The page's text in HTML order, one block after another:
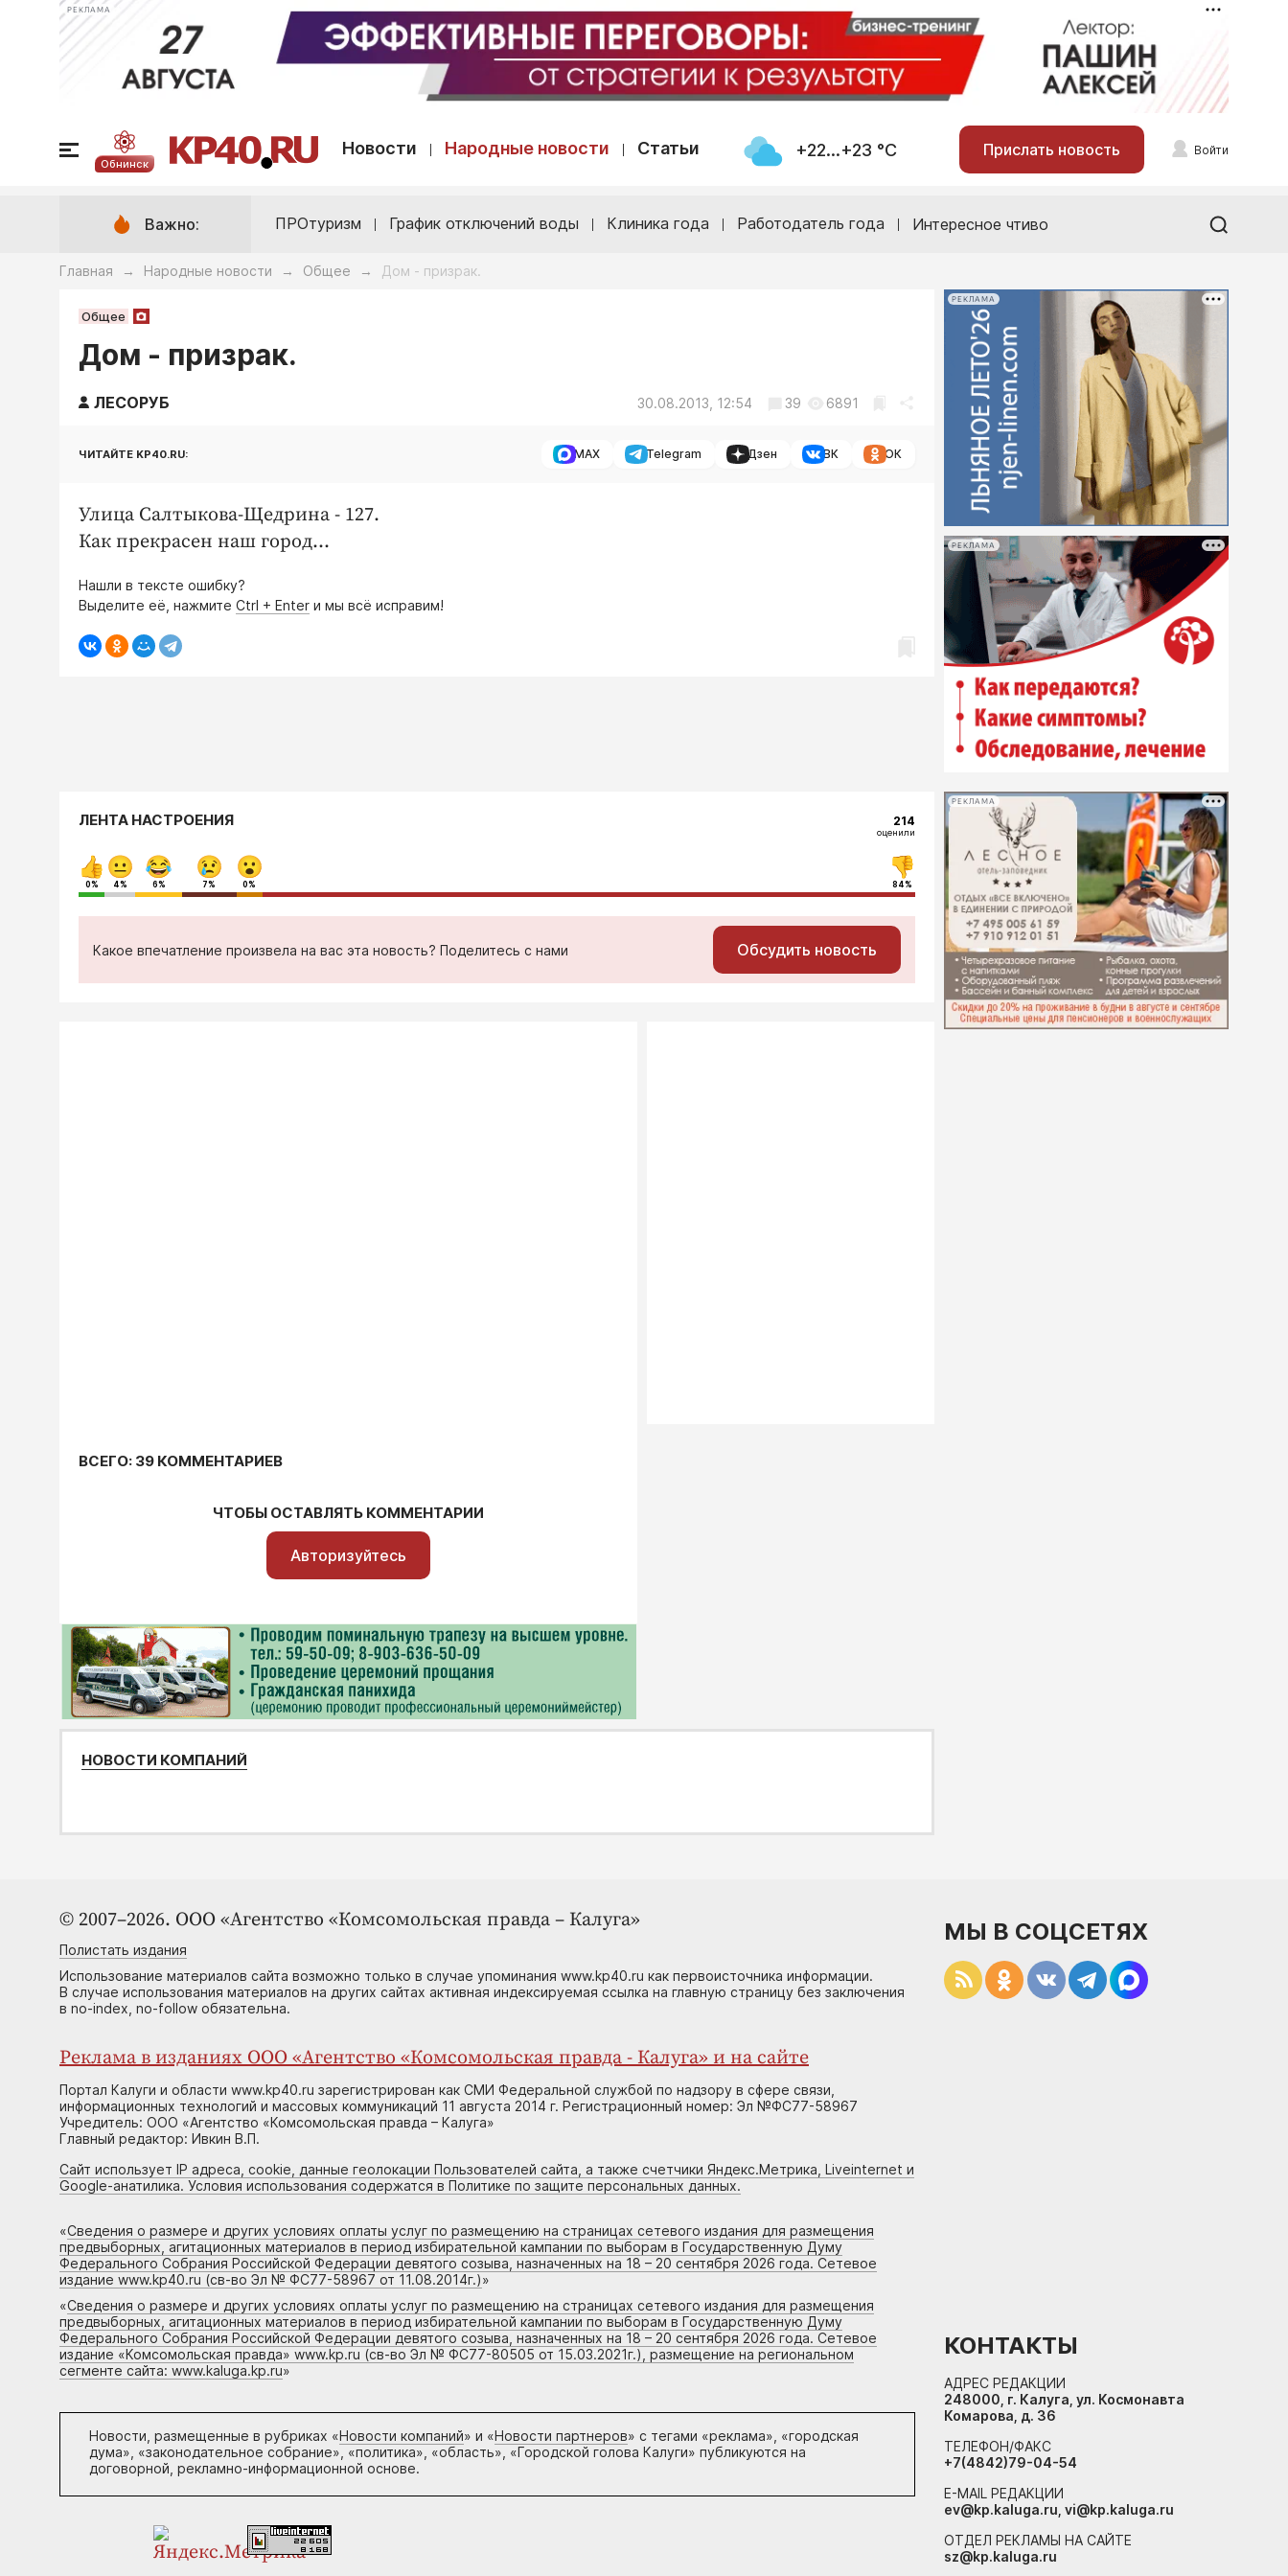
РЕКЛАМА
Обнинск
Новости Народные новости Статьи +22...+23 °С Прислать новость Войти
Важно: ПРОтуризм График отключений воды Клиника года Работодатель года Интересное чтиво
Главная → Народные новости → Общее → Дом - призрак.
Общее
Дом - призрак.
ЛЕСОРУБ 30.08.2013, 12:54 39 6891
ЧИТАЙТЕ KP40.RU: MAX Telegram Дзен ВК ОК
Улица Салтыкова-Щедрина - 127.
Как прекрасен наш город...
Нашли в тексте ошибку?
Выделите её, нажмите Ctrl + Enter и мы всё исправим!
РЕКЛАМА
РЕКЛАМА
ЛЕНТА НАСТРОЕНИЯ 214
оценили
0% 4% 6% 7% 0% 84%
Какое впечатление произвела на вас эта новость? Поделитесь с нами Обсудить новость
ВСЕГО: 39 КОММЕНТАРИЕВ
ЧТОБЫ ОСТАВЛЯТЬ КОММЕНТАРИИ
Авторизуйтесь
НОВОСТИ КОМПАНИЙ
РЕКЛАМА
© 2007–2026. ООО «Агентство «Комсомольская правда – Калуга»
Полистать издания
Использование материалов сайта возможно только в случае упоминания www.kp40.ru как первоисточника информации.
В случае использования материалов на других сайтах активная индексируемая ссылка на главную страницу без заключения
в no-index, no-follow обязательна.
Реклама в изданиях ООО «Агентство «Комсомольская правда - Калуга» и на сайте
Портал Калуги и области www.kp40.ru зарегистрирован как СМИ Федеральной службой по надзору в сфере связи,
информационных технологий и массовых коммуникаций 11 августа 2014 г. Регистрационный номер: Эл №ФС77-58967
Учредитель: ООО «Агентство «Комсомольская правда – Калуга»
Главный редактор: Ивкин В.П.
Сайт использует IP адреса, cookie, данные геолокации Пользователей сайта, а также счетчики Яндекс.Метрика, Liveinternet и
Google-анатилика. Условия использования содержатся в Политике по защите персональных данных.
«Сведения о размере и других условиях оплаты услуг по размещению на страницах сетевого издания для размещения
предвыборных, агитационных материалов в период избирательной кампании по выборам в Государственную Думу
Федерального Собрания Российской Федерации девятого созыва, назначенных на 18 – 20 сентября 2026 года. Сетевое
издание www.kp40.ru (св-во Эл № ФС77-58967 от 11.08.2014г.)»
«Сведения о размере и других условиях оплаты услуг по размещению на страницах сетевого издания для размещения
предвыборных, агитационных материалов в период избирательной кампании по выборам в Государственную Думу
Федерального Собрания Российской Федерации девятого созыва, назначенных на 18 – 20 сентября 2026 года. Сетевое
издание «Комсомольская правда» www.kp.ru (св-во Эл № ФС77-80505 от 15.03.2021г.), размещение на региональном
сегменте сайта: www.kaluga.kp.ru»
Новости, размещенные в рубриках «Новости компаний» и «Новости партнеров» с тегами «реклама», «городская
дума», «законодательное собрание», «политика», «область», «Городской голова Калуги» публикуются на
договорной, рекламно-информационной основе.
МЫ В СОЦСЕТЯХ
КОНТАКТЫ
АДРЕС РЕДАКЦИИ
248000, г. Калуга, ул. Космонавта
Комарова, д. 36
ТЕЛЕФОН/ФАКС
+7(4842)79-04-54
E-MAIL РЕДАКЦИИ
ev@kp.kaluga.ru, vi@kp.kaluga.ru
ОТДЕЛ РЕКЛАМЫ НА САЙТЕ
sz@kp.kaluga.ru